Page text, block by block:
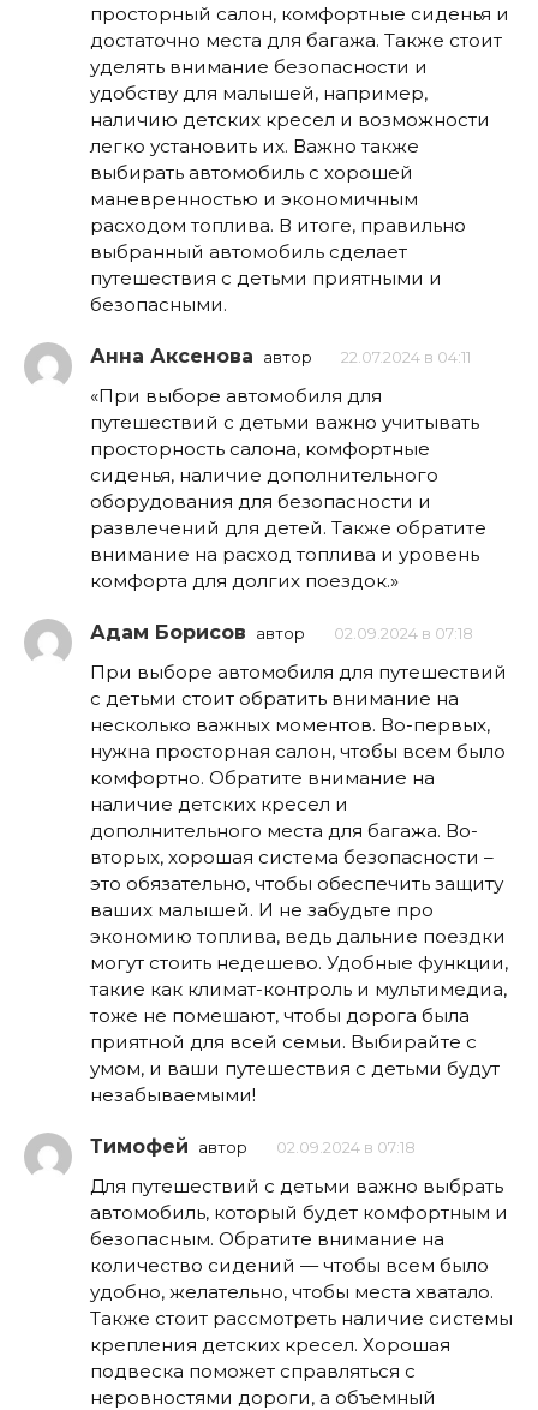
просторный салон, комфортные сиденья и
достаточно места для багажа. Также стоит
уделять внимание безопасности и
удобству для малышей, например,
наличию детских кресел и возможности
легко установить их. Важно также
выбирать автомобиль с хорошей
маневренностью и экономичным
расходом топлива. В итоге, правильно
выбранный автомобиль сделает
путешествия с детьми приятными и
безопасными.
Анна Аксенова автор 22.07.2024 в 04:11
«При выборе автомобиля для
путешествий с детьми важно учитывать
просторность салона, комфортные
сиденья, наличие дополнительного
оборудования для безопасности и
развлечений для детей. Также обратите
внимание на расход топлива и уровень
комфорта для долгих поездок.»
Адам Борисов автор 02.09.2024 в 07:18
При выборе автомобиля для путешествий
с детьми стоит обратить внимание на
несколько важных моментов. Во-первых,
нужна просторная салон, чтобы всем было
комфортно. Обратите внимание на
наличие детских кресел и
дополнительного места для багажа. Во-
вторых, хорошая система безопасности –
это обязательно, чтобы обеспечить защиту
ваших малышей. И не забудьте про
экономию топлива, ведь дальние поездки
могут стоить недешево. Удобные функции,
такие как климат-контроль и мультимедиа,
тоже не помешают, чтобы дорога была
приятной для всей семьи. Выбирайте с
умом, и ваши путешествия с детьми будут
незабываемыми!
Тимофей автор 02.09.2024 в 07:18
Для путешествий с детьми важно выбрать
автомобиль, который будет комфортным и
безопасным. Обратите внимание на
количество сидений — чтобы всем было
удобно, желательно, чтобы места хватало.
Также стоит рассмотреть наличие системы
крепления детских кресел. Хорошая
подвеска поможет справляться с
неровностями дороги, а объемный